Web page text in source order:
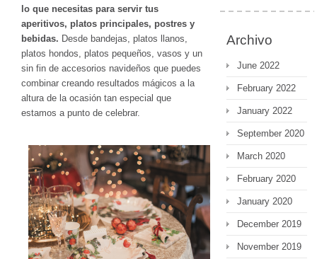
lo que necesitas para servir tus
aperitivos, platos principales, postres y
bebidas. Desde bandejas, platos llanos,
platos hondos, platos pequeños, vasos y un
sin fin de accesorios navideños que puedes
combinar creando resultados mágicos a la
altura de la ocasión tan especial que
estamos a punto de celebrar.
Archivo
June 2022
February 2022
January 2022
September 2020
March 2020
February 2020
January 2020
December 2019
November 2019